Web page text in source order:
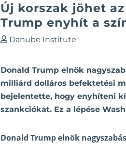
Új korszak jöhet
Trump enyhít a
Danube Institute
Donald Trump elnök
milliárd dolláros befektetési
bejelentette, hogy enyhíteni
szankciókat. Ez a lépése
Donald Trump elnök